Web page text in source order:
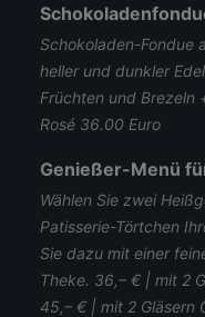
Schokoladen-Fondue
heller und dunkler
Früchten und Brezeln
Rosé 36.00 Euro
Genießer-Menü
Wählen Sie zwei
Patisserie-Törtchen
Sie dazu mit einer
Theke. 36,– € | mit 2
45,– € | mit 2 Gläsern